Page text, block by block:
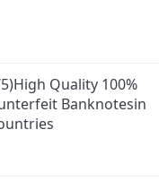
Quality 100%
Banknotesin